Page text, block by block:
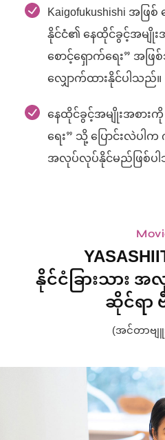
Kaigofukushishi အဖြ
နိုင်ငံ၏ နေထိုင်ခွင့်အမျိုး
စောင့်ရှောက်ရေး” အဖြ
လျှောက်ထားနိုင်ပါသည်။
နေထိုင်ခွင့်အမျိုးအစား
ရေး” သို့ ပြောင်းလဲပါ
အလုပ်လုပ်နိုင်မည်ဖြစ်ပ
နိုင်ငံခြားသား အ
ဆိုင်ရာ
(အင်တာဗ